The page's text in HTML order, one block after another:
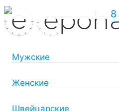
Мужские
Женские
Швейцарские